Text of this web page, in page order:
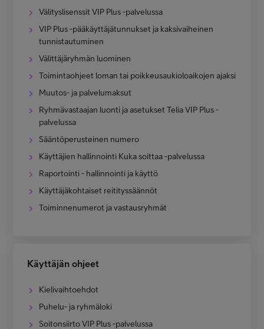
Välityslisenssit VIP Plus -palvelussa
VIP Plus -pääkäyttäjätunnukset ja kaksivaiheinen
tunnistautuminen
Välittäjäryhmän luominen
Toimintaohjeet loman tai poikkeusaukioloaikojen ajaksi
Muutos- ja palvelumaksut
Ryhmävastaajan luonti ja asetukset Telia VIP Plus -
palvelussa
Sääntöperusteinen numero
Käyttäjien hallinnointi Kuka soittaa -palvelussa
Raportointi - hallinnointi ja käyttö
Käyttäjäkohtaiset reitityssäännöt
Toiminnenumerot ja vastausryhmät
Käyttäjän ohjeet
Kielivaihtoehdot
Puhelu- ja ryhmäloki
Soitonsiirto VIP Plus -palvelussa